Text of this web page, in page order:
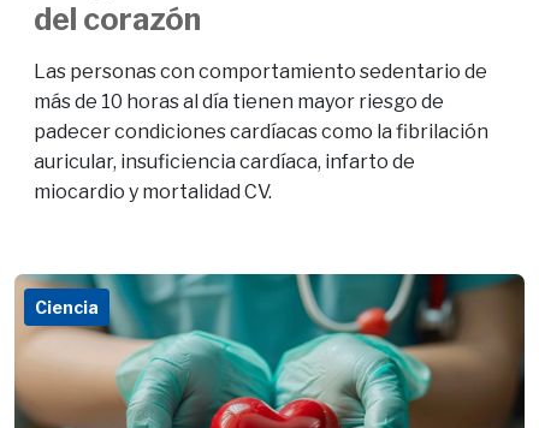
del corazón
Las personas con comportamiento sedentario de
más de 10 horas al día tienen mayor riesgo de
padecer condiciones cardíacas como la fibrilación
auricular, insuficiencia cardíaca, infarto de
miocardio y mortalidad CV.
Ciencia